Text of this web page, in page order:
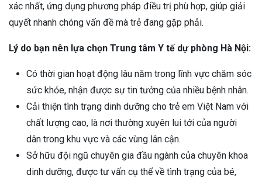
xác nhất, ứng dụng phương pháp điều trị phù hợp, giúp giải
quyết nhanh chóng vấn đề mà trẻ đang gặp phải.
Lý do bạn nên lựa chọn Trung tâm Y tế dự phòng Hà Nội:
Có thời gian hoạt động lâu năm trong lĩnh vực chăm sóc
sức khỏe, nhận được sự tin tưởng của nhiều bệnh nhân.
Cải thiện tình trạng dinh dưỡng cho trẻ em Việt Nam với
chất lượng cao, là nơi thường xuyên lui tới của người
dân trong khu vực và các vùng lân cận.
Sở hữu đội ngũ chuyên gia đầu ngành của chuyên khoa
dinh dưỡng, được tư vấn cụ thể về tình trạng của bé,